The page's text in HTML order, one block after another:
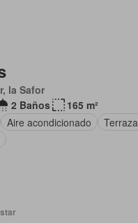
la Safor
2 Baños
165 m²
Aire acondicionado Terraza